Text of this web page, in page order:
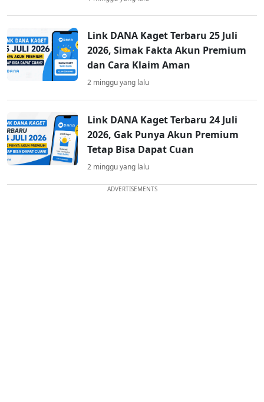
Link DANA Kaget Terbaru 25 Juli
2026, Simak Fakta Akun Premium
dan Cara Klaim Aman
2 minggu yang lalu
Link DANA Kaget Terbaru 24 Juli
2026, Gak Punya Akun Premium
Tetap Bisa Dapat Cuan
2 minggu yang lalu
ADVERTISEMENTS